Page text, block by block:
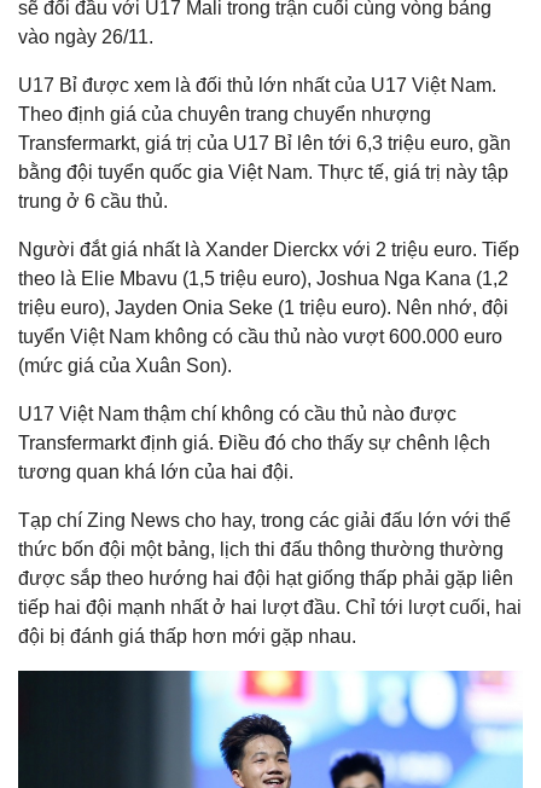
sẽ đối đầu với U17 Mali trong trận cuối cùng vòng bảng
vào ngày 26/11.
U17 Bỉ được xem là đối thủ lớn nhất của U17 Việt Nam.
Theo định giá của chuyên trang chuyển nhượng
Transfermarkt, giá trị của U17 Bỉ lên tới 6,3 triệu euro, gần
bằng đội tuyển quốc gia Việt Nam. Thực tế, giá trị này tập
trung ở 6 cầu thủ.
Người đắt giá nhất là Xander Dierckx với 2 triệu euro. Tiếp
theo là Elie Mbavu (1,5 triệu euro), Joshua Nga Kana (1,2
triệu euro), Jayden Onia Seke (1 triệu euro). Nên nhớ, đội
tuyển Việt Nam không có cầu thủ nào vượt 600.000 euro
(mức giá của Xuân Son).
U17 Việt Nam thậm chí không có cầu thủ nào được
Transfermarkt định giá. Điều đó cho thấy sự chênh lệch
tương quan khá lớn của hai đội.
Tạp chí Zing News cho hay, trong các giải đấu lớn với thể
thức bốn đội một bảng, lịch thi đấu thông thường thường
được sắp theo hướng hai đội hạt giống thấp phải gặp liên
tiếp hai đội mạnh nhất ở hai lượt đầu. Chỉ tới lượt cuối, hai
đội bị đánh giá thấp hơn mới gặp nhau.